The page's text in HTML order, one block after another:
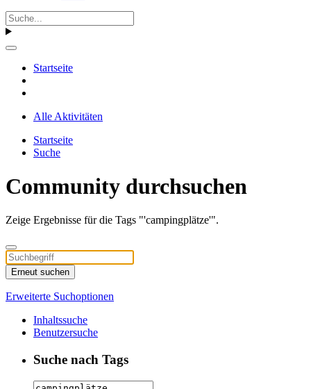
Startseite
Alle Aktivitäten
Startseite
Suche
Community durchsuchen
Zeige Ergebnisse für die Tags "'campingplätze'".
Erneut suchen
Erweiterte Suchoptionen
Inhaltssuche
Benutzersuche
Suche nach Tags